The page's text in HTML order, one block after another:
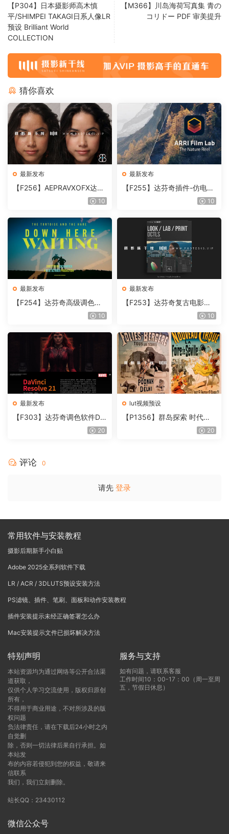
【P304】日本摄影师高木慎
平/SHIMPEI TAKAGI日系人像LR
预设 Brilliant World
COLLECTION
【M366】川岛海荷写真集 青の
コリドー PDF 审美提升
猜你喜欢
最新发布
【F256】AEPRAVXOFX达芬
奇视频人像磨皮润肤美颜插件
10
最新发布
【F255】达芬奇插件-仿电影
胶片视频调色插件 ARRI Film
10
最新发布
【F254】达芬奇高级调色插
件 Contour V2.2.2 WinMac10
最新发布
【F253】达芬奇复古电影胶
片质感DCTL节点调色预设 M
T V4.0
10
最新发布
【F303】达芬奇调色软件Da
Vinci Resolve Studio21.0.320
lut视频预设
【P1356】群岛探索 时代马
戏团 – QUEST 60 调色预设A
20
评论 0
请先 登录
常用软件与安装教程
摄影后期新手小白贴
Adobe 2025全系列软件下载
LR / ACR / 3DLUTS预设安装方法
PS滤镜、插件、笔刷、面板和动作安装教程
插件安装提示未经正确签署怎么办
Mac安装提示文件已损坏解决方法
特别声明
本站资源均为通过网络等公开合法渠
道获取，
仅供个人学习交流使用，版权归原创
所有，
不得用于商业用途，不对所涉及的版
权问题
负法律责任，请在下载后24小时之内
自觉删
除，否则一切法律后果自行承担。如
本站发
布的内容若侵犯到您的权益，敬请来
信联系
我们，我们立刻删除。
站长QQ：23430112
服务与支持
如有问题，请联系客服
工作时间10：00-17：00（周一至周
五，节假日休息）
微信公众号